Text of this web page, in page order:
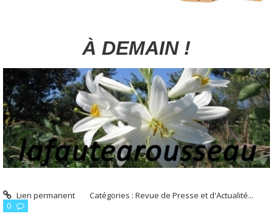
À DEMAIN !
Lien permanent Catégories :Revue de Presse et d'Actualité...
0